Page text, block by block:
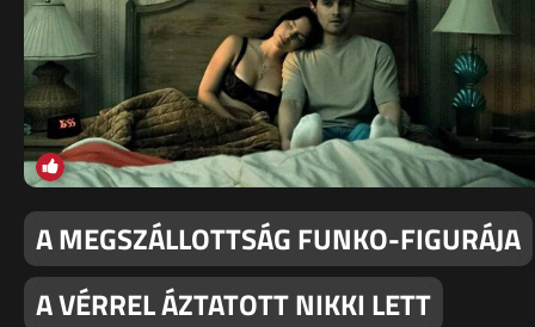
A MEGSZÁLLOTTSÁG FUNKO-FIGURÁJA
A VÉRREL ÁZTATOTT NIKKI LETT